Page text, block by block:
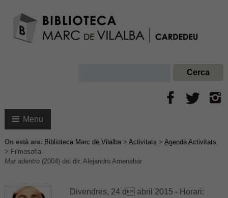
Menu
On està ara: Biblioteca Marc de Vilalba> Activitats > Agenda Activitats
> Filmosofia
Mar adentro(2004) del dir. Alejandro Amenábar
Divendres, 24 d abril 2015 - Horari: